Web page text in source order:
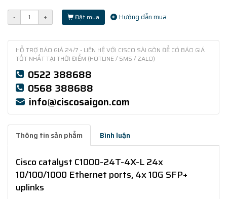
- + Đặt mua Hướng dẫn mua
HỖ TRỢ BÁO GIÁ 24/7 - LIÊN HỆ VỚI CISCO SÀI GÒN ĐỂ CÓ BÁO GIÁ
TỐT NHẤT TẠI THỜI ĐIỂM (HOTLINE / SMS / ZALO)
0522 388688
0568 388688
info@ciscosaigon.com
Thông tin sản phẩm Bình luận
Cisco catalyst C1000-24T-4X-L 24x
10/100/1000 Ethernet ports, 4x 10G SFP+
uplinks